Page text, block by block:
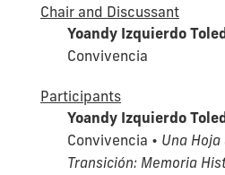
Chair and Discussant
Yoandy Izquierdo
Convivencia
Participants
Yoandy Izquierdo
Convivencia • Una
Transición: Memoria